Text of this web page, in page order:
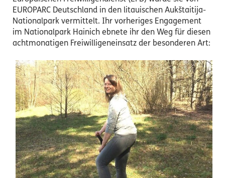
EUROPARC Deutschland in den litauischen Aukštaitija-
Nationalpark vermittelt. Ihr vorheriges Engagement
im Nationalpark Hainich ebnete ihr den Weg für diesen
achtmonatigen Freiwilligeneinsatz der besonderen Art: